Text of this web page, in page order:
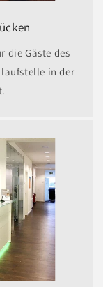
die Gäste des
in der